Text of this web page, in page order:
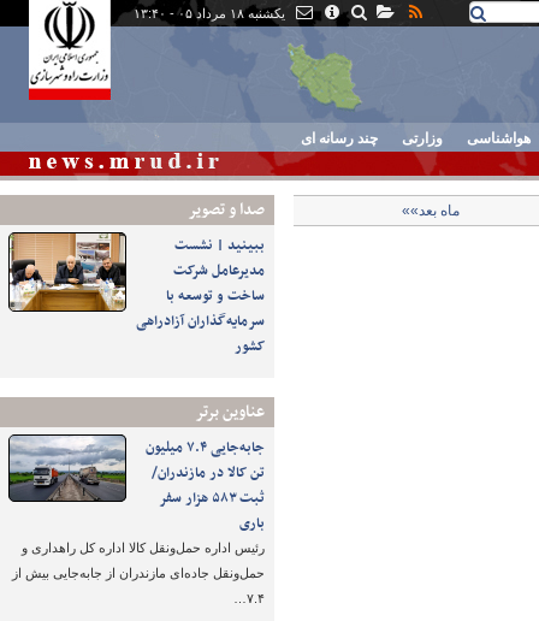
یکشنبه ۱۸ مرداد ۰۵ - ۱۳:۴۰
هواشناسی وزارتی چند رسانه ای
صدا و تصوير
ببینید | نشست
مدیرعامل شرکت
ساخت و توسعه با
سرمایه‌گذاران آزادراهی
کشور
عناوین برتر
جابه‌جایی ۷.۴ میلیون
تن کالا در مازندران/
ثبت ۵۸۳ هزار سفر
باری
رئیس اداره حمل‌ونقل کالا اداره کل راهداری و
حمل‌ونقل جاده‌ای مازندران از جابه‌جایی بیش از
۷.۴…
ماه بعد»»